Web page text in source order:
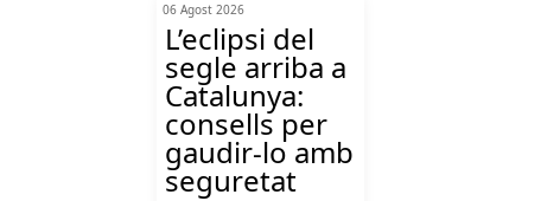
06 Agost 2026
L’eclipsi del
segle arriba a
Catalunya:
consells per
gaudir-lo amb
seguretat